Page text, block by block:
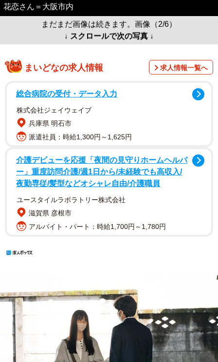
花恋さん＝大阪市内
まだまだ画像は続きます。画像（2/6）
↓ スクロールで次の写真 ↓
まいどなの求人情報 求人情報一覧へ
総合病院の受付・データ入力
株式会社ジェイウェイブ
兵庫県 明石市
派遣社員：時給1,300円～1,625円
介護デビューを応援「夜間の見守りホームヘルパ
ー」重度訪問介護/週1日から/未経験でも高収入/
夜勤専従/髪型などオシャレ自由/介護職員
ユースタイルラボラトリー株式会社
滋賀県 彦根市
アルバイト・パート：時給1,700円～1,780円